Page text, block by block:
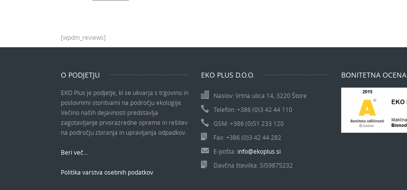
[wpdm_reviews]
O PODJETJU
EKO Plus je podjetje, ki se ukvarja s trgovino in
poslovnimi storitvami na področju ekologije.
Večino naših dejavnosti predstavlja
zagotavljanje prvorazredne opreme in rešitev
na področju zbiranja in upravljanja odpadkov.
Beri več...
Politika varstva osebnih podatkov
EKO PLUS D.O.O.
Naslov: Vrtna ulica 14, 3220 Štore
Telefon: +386 (0)3 42 44 110
GSM: +386 (0)51 233 120
Fax: +386 (0)3 42 44 282
E-pošta: info@ekoplus.si
Davčna številka: SI59875232
BONITETNA OCENA